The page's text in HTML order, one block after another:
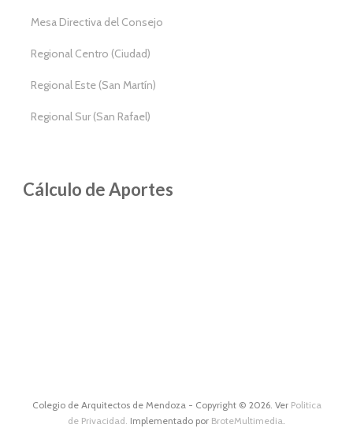
Mesa Directiva del Consejo
Regional Centro (Ciudad)
Regional Este (San Martín)
Regional Sur (San Rafael)
Cálculo de Aportes
Colegio de Arquitectos de Mendoza - Copyright © 2026. Ver Politica
de Privacidad. Implementado por BroteMultimedia